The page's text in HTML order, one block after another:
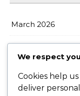
March 2026
We respect
Cookies help
deliver